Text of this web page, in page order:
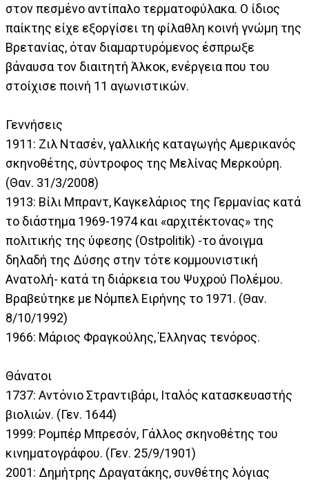
στον πεσμένο αντίπαλο τερματοφύλακα. Ο ίδιος
παίκτης είχε εξοργίσει τη φίλαθλη κοινή γνώμη της
Βρετανίας, όταν διαμαρτυρόμενος έσπρωξε
βάναυσα τον διαιτητή Άλκοκ, ενέργεια που του
στοίχισε ποινή 11 αγωνιστικών.
Γεννήσεις
1911: Ζιλ Ντασέν, γαλλικής καταγωγής Αμερικανός
σκηνοθέτης, σύντροφος της Μελίνας Μερκούρη.
(Θαν. 31/3/2008)
1913: Βίλι Μπραντ, Καγκελάριος της Γερμανίας κατά
το διάστημα 1969-1974 και «αρχιτέκτονας» της
πολιτικής της ύφεσης (Ostpolitik) -το άνοιγμα
δηλαδή της Δύσης στην τότε κομμουνιστική
Ανατολή- κατά τη διάρκεια του Ψυχρού Πολέμου.
Βραβεύτηκε με Νόμπελ Ειρήνης το 1971. (Θαν.
8/10/1992)
1966: Μάριος Φραγκούλης, Έλληνας τενόρος.
Θάνατοι
1737: Αντόνιο Στραντιβάρι, Ιταλός κατασκευαστής
βιολιών. (Γεν. 1644)
1999: Ρομπέρ Μπρεσόν, Γάλλος σκηνοθέτης του
κινηματογράφου. (Γεν. 25/9/1901)
2001: Δημήτρης Δραγατάκης, συνθέτης λόγιας